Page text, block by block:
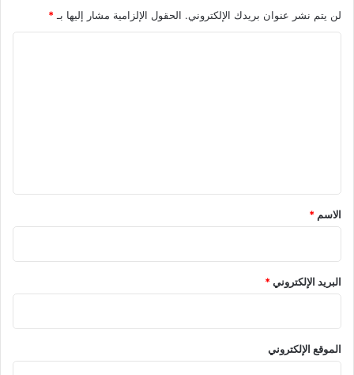
لن يتم نشر عنوان بريدك الإلكتروني. الحقول الإلزامية مشار إليها بـ *
*
الاسم *
البريد الإلكتروني*
الموقع الإلكتروني